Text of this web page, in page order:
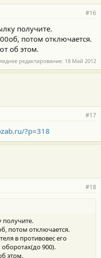
#16
получите.
потом отключается.
об этом.
редактирование: 18 Май 2012
#17
?p=318
#18
получите.
потом отключается.
в противовес его
900).
этом.